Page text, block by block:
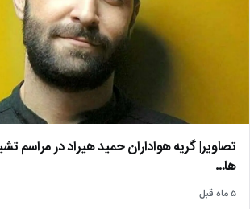
تصاویر| گریه هواداران حمید هیراد در مراسم
ها…
۵ ماه قبل